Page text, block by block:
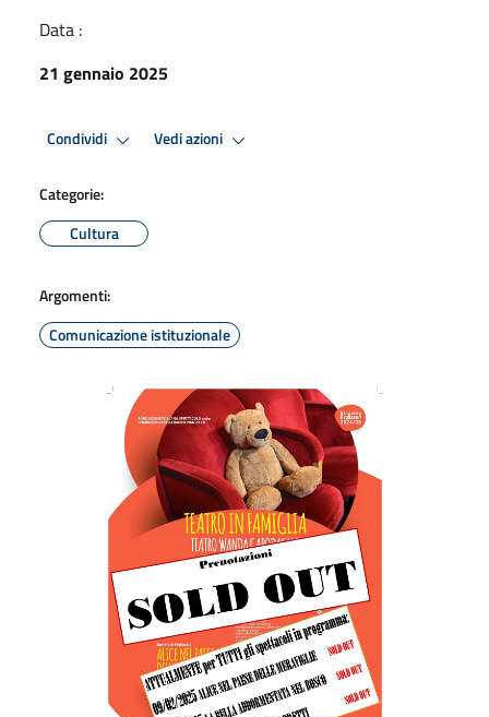
Data :
21 gennaio 2025
Condividi Vedi azioni
Categorie:
Cultura
Argomenti:
Comunicazione istituzionale